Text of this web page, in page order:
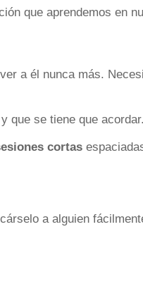
que aprendemos en
a él nunca más.
que se tiene que acordar.
cortas
a alguien